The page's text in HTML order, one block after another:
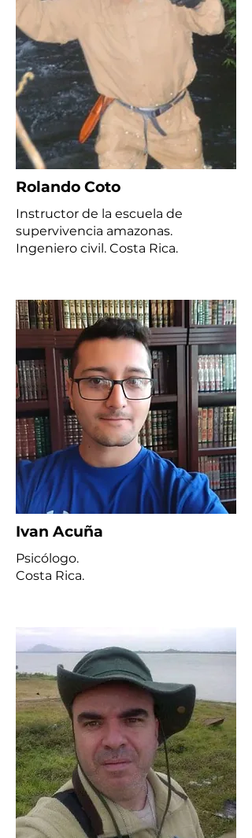
Rolando Coto
Instructor de la escuela de
supervivencia amazonas.
Ingeniero civil. Costa Rica.
Ivan Acuña
Psicólogo.
Costa Rica.